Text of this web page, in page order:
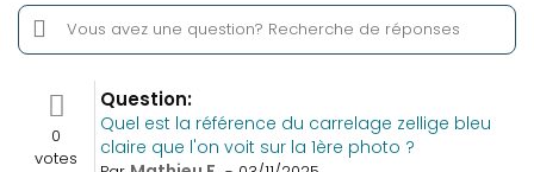
0
votes
Question:
Quel est la référence du carrelage zellige bleu
claire que l'on voit sur la 1ère photo ?